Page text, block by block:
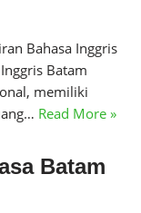
Bahasa Inggris
Batam
memiliki
Read More »
Batam